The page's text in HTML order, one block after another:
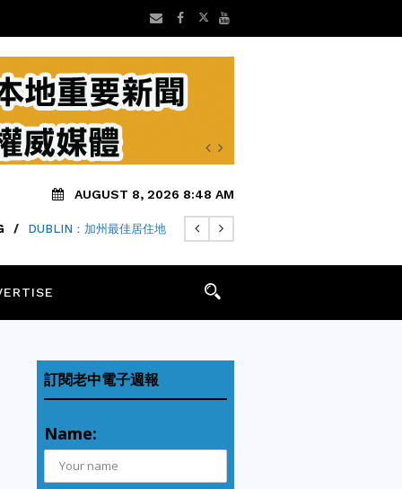
AUGUST 8, 2026 8:48 AM
/ DUBLIN：加州最佳居住地
訂閱老中電子週報
Name: